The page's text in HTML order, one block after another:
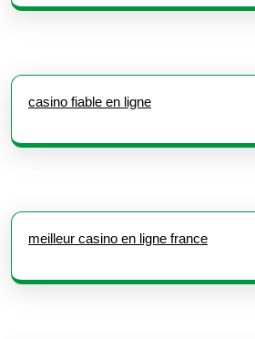
casino fiable en ligne
meilleur casino en ligne france